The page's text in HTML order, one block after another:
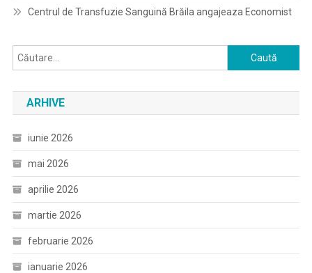
Centrul de Transfuzie Sanguină Brăila angajeaza Economist
Caută
după:
ARHIVE
iunie 2026
mai 2026
aprilie 2026
martie 2026
februarie 2026
ianuarie 2026